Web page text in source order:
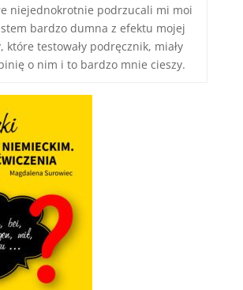
niejednokrotnie podrzucali mi moi
bardzo dumna z efektu mojej
które testowały podręcznik, miały
o nim i to bardzo mnie cieszy.